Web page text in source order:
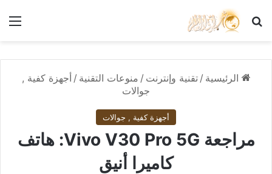
بحث عن
الرئيسية / تقنية وإنترنت / منوعات التقنية / أجهزة كفية ,
جوالات
أجهزة كفية , جوالات
مراجعة Vivo V30 Pro 5G: هاتف
كاميرا أنيق